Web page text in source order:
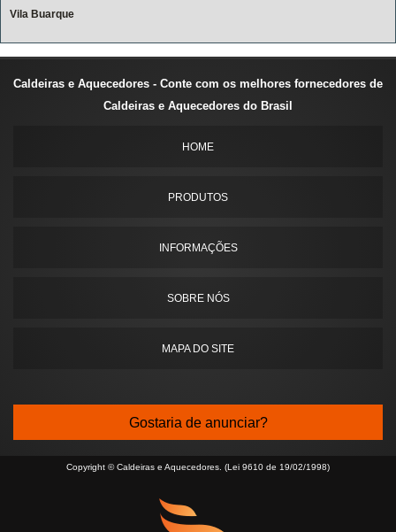
Vila Buarque
Caldeiras e Aquecedores - Conte com os melhores fornecedores de
Caldeiras e Aquecedores do Brasil
HOME
PRODUTOS
INFORMAÇÕES
SOBRE NÓS
MAPA DO SITE
Gostaria de anunciar?
Copyright © Caldeiras e Aquecedores. (Lei 9610 de 19/02/1998)